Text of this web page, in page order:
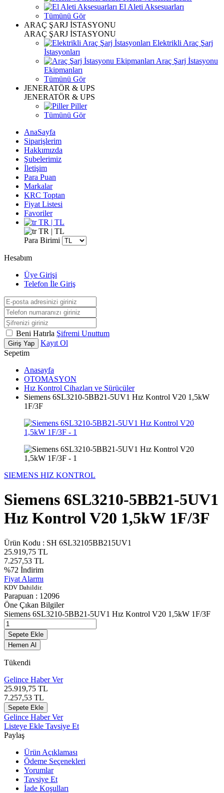
El Aleti Aksesuarları
Tümünü Gör
ARAÇ ŞARJ İSTASYONU
ARAÇ ŞARJ İSTASYONU
Elektrikli Araç Şarj
İstasyonları
Araç Şarj İstasyonu
Ekipmanları
Tümünü Gör
JENERATÖR & UPS
JENERATÖR & UPS
Piller
Tümünü Gör
AnaSayfa
Siparişlerim
Hakkımızda
Şubelerimiz
İletişim
Para Puan
Markalar
KRC Toptan
Fiyat Listesi
Favoriler
TR | TL
TR | TL
Para Birimi
Hesabım
Üye Girişi
Telefon İle Giriş
Beni Hatırla Şifremi Unuttum
Giriş Yap
Kayıt Ol
Sepetim
Anasayfa
OTOMASYON
Hız Kontrol Cihazları ve Sürücüler
Siemens 6SL3210-5BB21-5UV1 Hız Kontrol V20 1,5kW
1F/3F
SIEMENS HIZ KONTROL
Siemens 6SL3210-5BB21-5UV1
Hız Kontrol V20 1,5kW 1F/3F
Ürün Kodu : SH 6SL32105BB215UV1
25.919,75 TL
7.257,53 TL
%72 İndirim
Fiyat Alarmı
KDV Dahildir.
Parapuan : 12096
Öne Çıkan Bilgiler
Siemens 6SL3210-5BB21-5UV1 Hız Kontrol V20 1,5kW 1F/3F
Sepete Ekle
Hemen Al
Tükendi
Gelince Haber Ver
25.919,75 TL
7.257,53 TL
Sepete Ekle
Gelince Haber Ver
Listeye Ekle Tavsiye Et
Paylaş
Ürün Açıklaması
Ödeme Seçenekleri
Yorumlar
Tavsiye Et
İade Koşulları